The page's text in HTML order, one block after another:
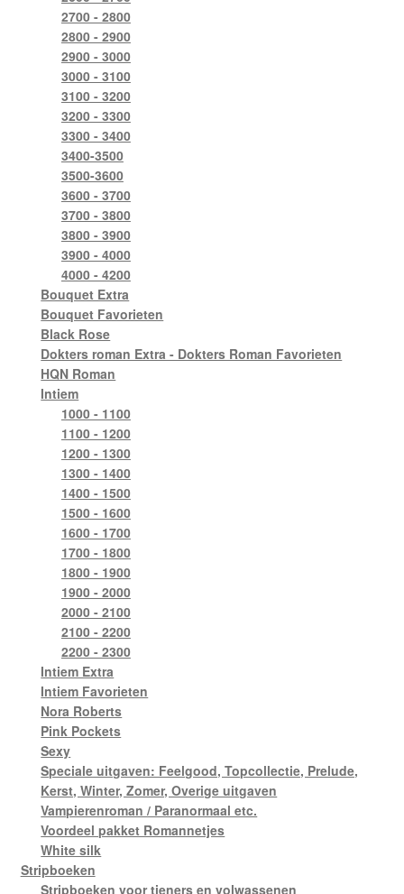
2700 - 2800
2800 - 2900
2900 - 3000
3000 - 3100
3100 - 3200
3200 - 3300
3300 - 3400
3400-3500
3500-3600
3600 - 3700
3700 - 3800
3800 - 3900
3900 - 4000
4000 - 4200
Bouquet Extra
Bouquet Favorieten
Black Rose
Dokters roman Extra - Dokters Roman Favorieten
HQN Roman
Intiem
1000 - 1100
1100 - 1200
1200 - 1300
1300 - 1400
1400 - 1500
1500 - 1600
1600 - 1700
1700 - 1800
1800 - 1900
1900 - 2000
2000 - 2100
2100 - 2200
2200 - 2300
Intiem Extra
Intiem Favorieten
Nora Roberts
Pink Pockets
Sexy
Speciale uitgaven: Feelgood, Topcollectie, Prelude,
Kerst, Winter, Zomer, Overige uitgaven
Vampierenroman / Paranormaal etc.
Voordeel pakket Romannetjes
White silk
Stripboeken
Stripboeken voor tieners en volwassenen